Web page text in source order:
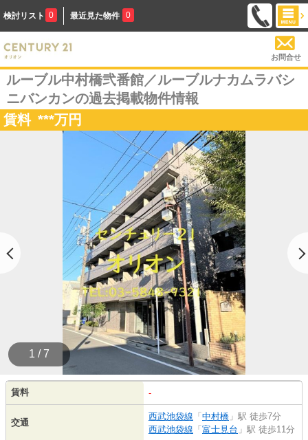
検討リスト 0 最近見た物件 0
お問合せ
ルーブル中村橋弐番館／ルーブルナカムラバシ
ニバンカンの過去掲載物件情報
賃料 ***万円
1 / 7
賃料 -
交通
西武池袋線 「 中村橋 」駅 徒歩7分
西武池袋線 「 富士見台 」駅 徒歩11分